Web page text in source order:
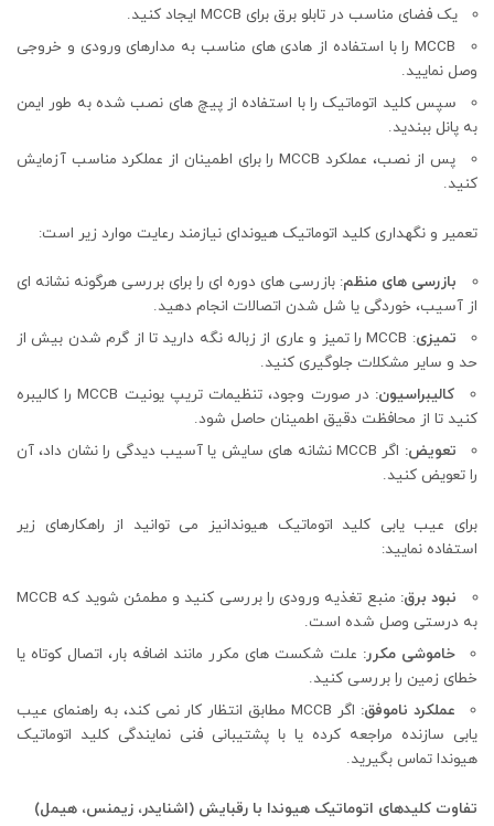
یک فضای مناسب در تابلو برق برای MCCB ایجاد کنید.
MCCB را با استفاده از هادی های مناسب به مدارهای ورودی و خروجی
وصل نمایید.
سپس کلید اتوماتیک را با استفاده از پیچ های نصب شده به طور ایمن
به پانل ببندید.
پس از نصب، عملکرد MCCB را برای اطمینان از عملکرد مناسب آزمایش
کنید.
تعمیر و نگهداری کلید اتوماتیک هیوندای نیازمند رعایت موارد زیر است:
بازرسی های منظم: بازرسی های دوره ای را برای بررسی هرگونه نشانه ای
از آسیب، خوردگی یا شل شدن اتصالات انجام دهید.
تمیزی
: MCCB را تمیز و عاری از زباله نگه دارید تا از گرم شدن بیش از
حد و سایر مشکلات جلوگیری کنید.
کالیبراسیون:
در صورت وجود، تنظیمات تریپ یونیت MCCB را کالیبره
کنید تا از محافظت دقیق اطمینان حاصل شود.
تعویض:
اگر MCCB نشانه های سایش یا آسیب دیدگی را نشان داد، آن
را تعویض کنید.
برای عیب یابی کلید اتوماتیک هیوندانیز می توانید از راهکارهای زیر
استفاده نمایید:
نبود برق:
منبع تغذیه ورودی را بررسی کنید و مطمئن شوید که MCCB
به درستی وصل شده است.
خاموشی مکرر: علت شکست های مکرر مانند اضافه بار، اتصال کوتاه یا
خطای زمین را بررسی کنید.
عملکرد ناموفق:
اگر MCCB مطابق انتظار کار نمی کند، به راهنمای عیب
یابی سازنده مراجعه کرده یا با پشتیبانی فنی نمایندگی کلید اتوماتیک
هیوندا تماس بگیرید.
تفاوت کلیدهای اتوماتیک هیوندا با رقبایش (اشنایدر، زیمنس، هیمل)